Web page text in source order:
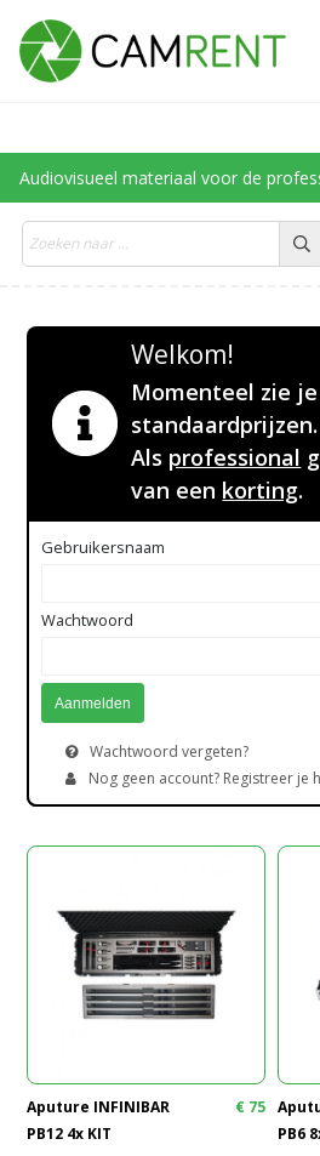
Audiovisueel materiaal voor de
Welkom!
Momenteel zie je
standaardprijzen.
Als professional
van een korting.
Gebruikersnaam
Wachtwoord
Wachtwoord vergeten?
Nog geen account? Registreer je
Aputure INFINIBAR
PB12 4x KIT
€ 75
PB6